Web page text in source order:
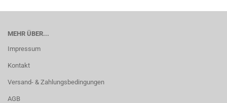
MEHR ÜBER...
Impressum
Kontakt
Versand- & Zahlungsbedingungen
AGB